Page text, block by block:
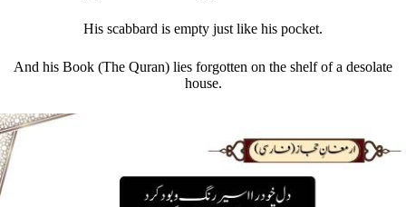
His scabbard is empty just like his pocket.
And his Book (The Quran) lies forgotten on the shelf of a desolate
house.